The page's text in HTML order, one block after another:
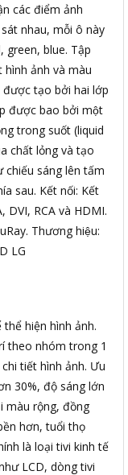
các điểm ảnh
nhau, mỗi ô này
green, blue. Tập
ảnh và màu
được tạo bởi hai lớp
được bao bởi một
trong suốt (liquid
chất lỏng và tạo
chiếu sáng lên tấm
sau. Kết nối: Kết
DVI, RCA và HDMI.
Thương hiệu:
LG
hiện hình ảnh.
theo nhóm trong 1
tiết hình ảnh. Ưu
30%, độ sáng lớn
màu rộng, đồng
hơn, tuổi thọ
là loại tivi kinh tế
LCD, dòng tivi